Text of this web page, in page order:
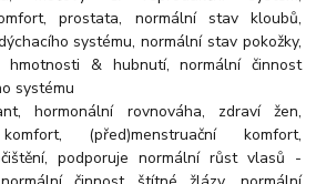
prostata, normální stav kloubů,
systému, normální stav pokožky,
hmotnosti & hubnutí, normální činnost
systému
hormonální rovnováha, zdraví žen,
(před)menstruační komfort,
podporuje normální růst vlasů -